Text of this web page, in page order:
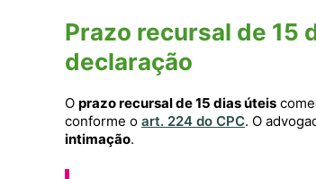
Prazo recursal de 15
declaração
O prazo recursal de 15 dias úteis
conforme o art. 224 do CPC. O
intimação.